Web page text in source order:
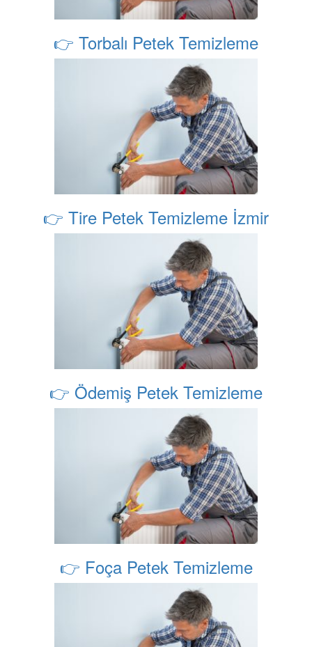
👉 Torbalı Petek Temizleme
👉 Tire Petek Temizleme İzmir
👉 Ödemiş Petek Temizleme
👉 Foça Petek Temizleme